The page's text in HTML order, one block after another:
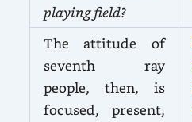
playing field?
The attitude of
seventh ray
people, then, is
focused, present,